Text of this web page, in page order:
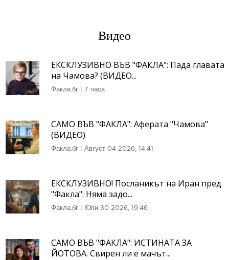
Видео
ЕКСКЛУЗИВНО ВЪВ "ФАКЛА": Пада главата
на Чамова? (ВИДЕО...
Факла.бг | 7 часа
САМО ВЪВ "ФАКЛА": Аферата "Чамова"
(ВИДЕО)
Факла.бг | Август 04 2026, 14:41
ЕКСКЛУЗИВНО! Посланикът на Иран пред
"Факла": Няма задо...
Факла.бг | Юли 30 2026, 19:46
САМО ВЪВ "ФАКЛА": ИСТИНАТА ЗА
ЙОТОВА. Свирен ли е мачът...